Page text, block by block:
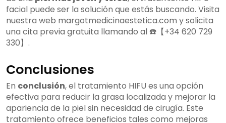
facial puede ser la solución que estás buscando. Visita
nuestra web margotmedicinaestetica.com y solicita
una cita previa gratuita llamando al ☎️【+34 620 729
330】.
Conclusiones
En conclusión, el tratamiento HIFU es una opción
efectiva para reducir la grasa localizada y mejorar la
apariencia de la piel sin necesidad de cirugía. Este
tratamiento ofrece beneficios tales como mejoras